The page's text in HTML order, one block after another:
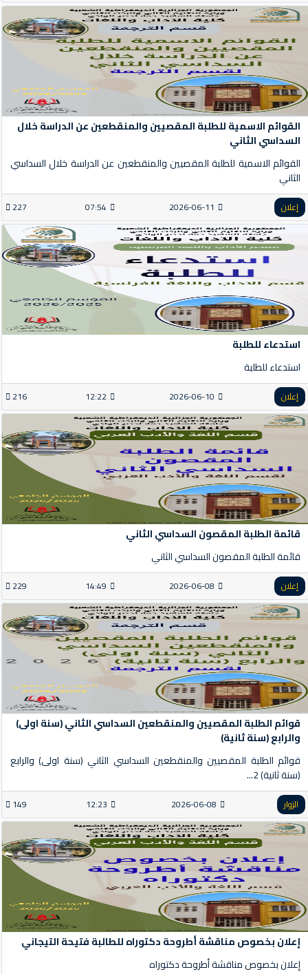
القوائم الاسمية للطلبة المقصيين والمنقطعين عن الدراسة خلال
السداسي الثاني
القوائم الاسمية للطلبة المقصيين والمنقطعين عن الدراسة خلال السداسي
الثاني
إعلان 2026-06-11
07:54
227
استدعاء للطلبة
استدعاء للطلبة
إعلان 2026-06-10
12:22
216
قائمة الطلبة المقصون السداسي الثاني
قائمة الطلبة المقصون السداسي الثاني
إعلان 2026-06-08
14:49
229
قوائم الطلبة المقصيين والمنقطعين السداسي الثاني (سنة اولى)
والرابع (سنة ثانية)
قوائم الطلبة المقصيين والمنقطعين السداسي الثاني (سنة اولى) والرابع
(سنة ثانية) 2...
الزوار 2026-06-08
12:23
149
إعلان بخصوص مناقشة أطروحة دكتوراه للطالبة فتيحة التيجاني
إعلان بخصوص مناقشة أطروحة دكتوراه